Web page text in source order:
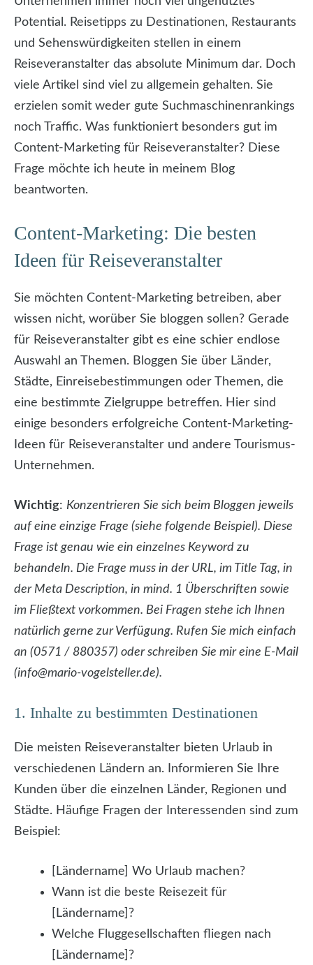
Potential. Reisetipps zu Destinationen, Restaurants
und Sehenswürdigkeiten stellen in einem
Reiseveranstalter das absolute Minimum dar. Doch
viele Artikel sind viel zu allgemein gehalten. Sie
erzielen somit weder gute Suchmaschinenrankings
noch Traffic. Was funktioniert besonders gut im
Content-Marketing für Reiseveranstalter? Diese
Frage möchte ich heute in meinem Blog
beantworten.
Content-Marketing: Die besten
Ideen für Reiseveranstalter
Sie möchten Content-Marketing betreiben, aber
wissen nicht, worüber Sie bloggen sollen? Gerade
für Reiseveranstalter gibt es eine schier endlose
Auswahl an Themen. Bloggen Sie über Länder,
Städte, Einreisebestimmungen oder Themen, die
eine bestimmte Zielgruppe betreffen. Hier sind
einige besonders erfolgreiche Content-Marketing-
Ideen für Reiseveranstalter und andere Tourismus-
Unternehmen.
Wichtig: Konzentrieren Sie sich beim Bloggen jeweils
auf eine einzige Frage (siehe folgende Beispiel). Diese
Frage ist genau wie ein einzelnes Keyword zu
behandeln. Die Frage muss in der URL, im Title Tag, in
der Meta Description, in mind. 1 Überschriften sowie
im Fließtext vorkommen. Bei Fragen stehe ich Ihnen
natürlich gerne zur Verfügung. Rufen Sie mich einfach
an (0571 / 880357) oder schreiben Sie mir eine E-Mail
(info@mario-vogelsteller.de).
1. Inhalte zu bestimmten Destinationen
Die meisten Reiseveranstalter bieten Urlaub in
verschiedenen Ländern an. Informieren Sie Ihre
Kunden über die einzelnen Länder, Regionen und
Städte. Häufige Fragen der Interessenden sind zum
Beispiel:
[Ländername] Wo Urlaub machen?
Wann ist die beste Reisezeit für
[Ländername]?
Welche Fluggesellschaften fliegen nach
[Ländername]?